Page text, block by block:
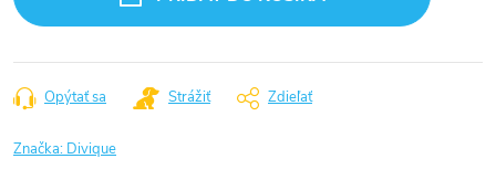
Opýtať sa Strážiť Zdieľať
Značka: Divique